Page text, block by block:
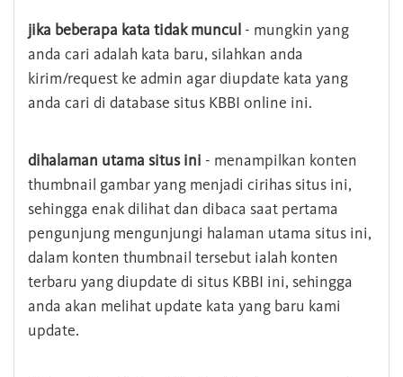
jika beberapa kata tidak muncul - mungkin yang
anda cari adalah kata baru, silahkan anda
kirim/request ke admin agar diupdate kata yang
anda cari di database situs KBBI online ini.
dihalaman utama situs ini - menampilkan konten
thumbnail gambar yang menjadi cirihas situs ini,
sehingga enak dilihat dan dibaca saat pertama
pengunjung mengunjungi halaman utama situs ini,
dalam konten thumbnail tersebut ialah konten
terbaru yang diupdate di situs KBBI ini, sehingga
anda akan melihat update kata yang baru kami
update.